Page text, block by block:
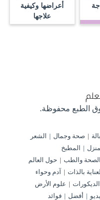
أعراضها وكيفية
علاجها
الطبع محفوظة.
صحة وجمال
الشعر
المطبخ
الصحة والطب
حول العالم
العناية بالذات
آدم وحواء
الديكورات
علوم الأرض
أفضل فوائد